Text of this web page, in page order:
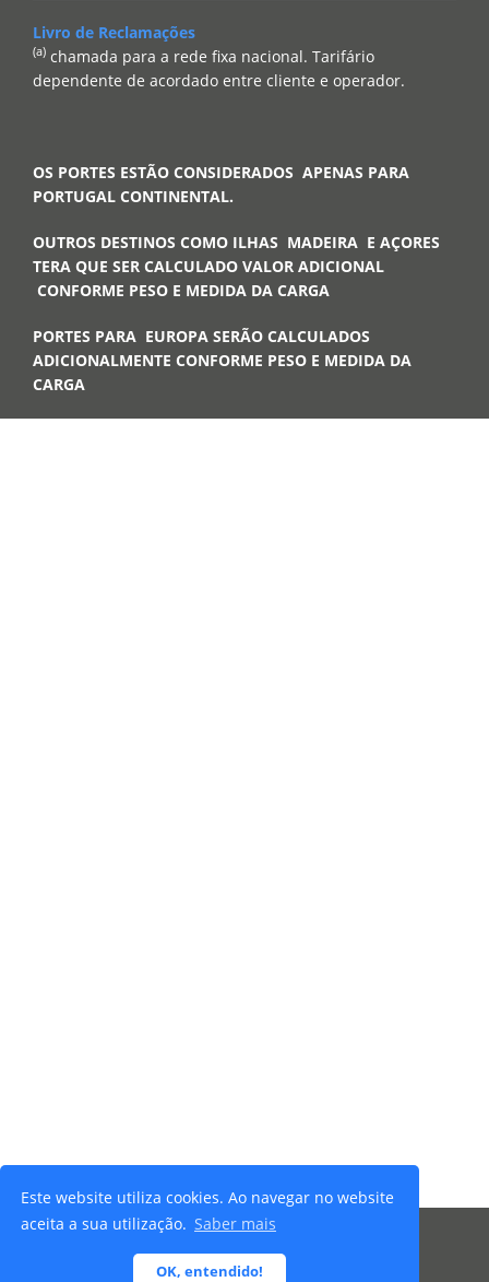
Este website utiliza cookies. Ao navegar no website
aceita a sua utilização. Saber mais
OK, entendido!
Livro de Reclamações
(a) chamada para a rede fixa nacional. Tarifário
dependente de acordado entre cliente e operador.
OS PORTES ESTÃO CONSIDERADOS APENAS PARA
PORTUGAL CONTINENTAL.
OUTROS DESTINOS COMO ILHAS MADEIRA E AÇORES
TERA QUE SER CALCULADO VALOR ADICIONAL
CONFORME PESO E MEDIDA DA CARGA
PORTES PARA EUROPA SERÃO CALCULADOS
ADICIONALMENTE CONFORME PESO E MEDIDA DA
CARGA
© 2026 Ibersafety - Todos os direitos reservados |
Termos e Condições